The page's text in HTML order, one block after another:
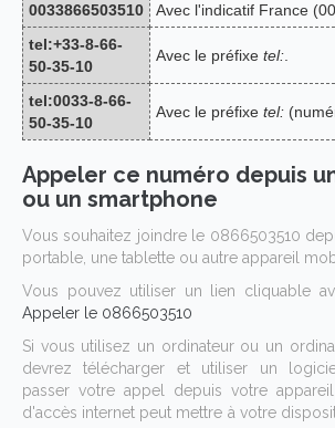
0033866503510
Avec l'indicatif France
tel:+33-8-66-
50-35-10
Avec le préfixe tel:
tel:0033-8-66-
50-35-10
Avec le préfixe tel:
Appeler ce numéro depuis
ou un smartphone
Vous souhaitez joindre le 0866503510
portable, une tablette ou autre appareil
Vous pouvez utiliser un lien cliquable
Appeler le 0866503510
Si vous utilisez un ordinateur ou un
devrez télécharger et utiliser un
passer votre appel depuis votre
d'accès internet peut mettre à votre